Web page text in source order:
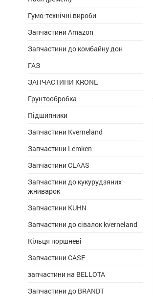
Гумо-технічні вироби
Запчастини Amazon
Запчастини до комбайну дон
ГАЗ
ЗАПЧАСТИНИ KRONE
Грунтообробка
Підшипники
Запчастини Kverneland
Запчастини Lemken
Запчастини CLAAS
Запчастини до кукурудзяних
жниварок
Запчастини KUHN
Запчастини до сівалок kverneland
Кільця поршневі
Запчастини CASE
запчастини на BELLOTA
Запчастини до BRANDT